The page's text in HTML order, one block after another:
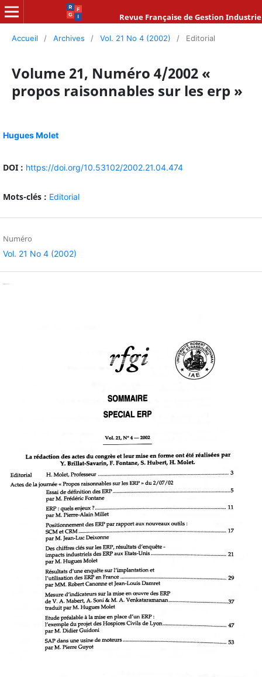
Revue Française de Gestion
Accueil / Archives / Vol. 21 No 4 (2002) / Editorial
Volume 21, Numéro 4/2002 «
propos raisonnables sur les erp »
Hugues Molet
DOI : https://doi.org/10.53102/2002.21.04.474
Mots-clés : Editorial
Numéro
Vol. 21 No 4 (2002)